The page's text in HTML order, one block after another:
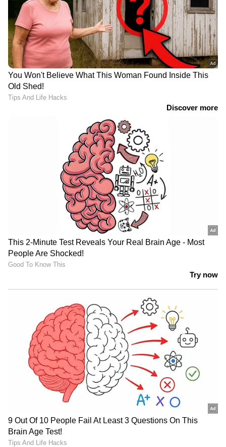
ഇറങ്ങാൻ ഇനിയും സമയമെടുക്കും
News@1PM | ഒരുമണി വാർത്ത
വിശദമായി | 08 August 2026